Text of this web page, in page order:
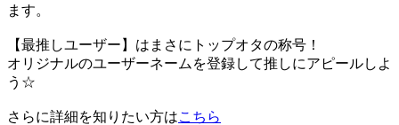
ます。
【最推しユーザー】はまさにトップオタの称号！
オリジナルのユーザーネームを登録して推しにアピールしよ
う☆
さらに詳細を知りたい方はこちら